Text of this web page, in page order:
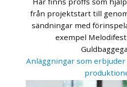
från projektstart till
sändningar med
exempel
Anläggningar som